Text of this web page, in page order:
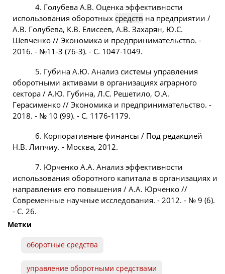
4. Голубева А.В. Оценка эффективности
использования оборотных средств на предприятии /
А.В. Голубева, К.В. Елисеев, А.В. Захарян, Ю.С.
Шевченко // Экономика и предпринимательство. -
2016. - №11-3 (76-3). - С. 1047-1049.
5. Губина А.Ю. Анализ системы управления
оборотными активами в организациях аграрного
сектора / А.Ю. Губина, Л.С. Решетило, О.А.
Герасименко // Экономика и предпринимательство. -
2018. - № 10 (99). - С. 1176-1179.
6. Корпоративные финансы / Под редакцией
Н.В. Липчиу. - Москва, 2012.
7. Юрченко А.А. Анализ эффективности
использования оборотного капитала в организациях и
направления его повышения / А.А. Юрченко //
Современные научные исследования. - 2012. - № 9 (6).
- С. 26.
Метки
оборотные средства
управление оборотными средствами